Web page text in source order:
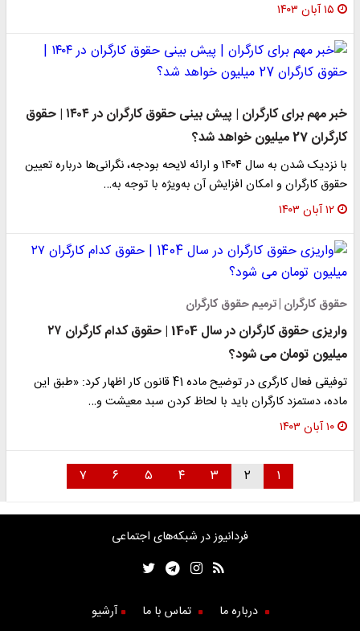
۱۵ آبان ۱۴۰۳
خبر مهم برای کارگران | پیش بینی حقوق کارگران در ۱۴۰۴ | حقوق
کارگران 27 میلیون خواهد شد؟
با نزدیک شدن به سال ۱۴۰۴ و ارائه لایحه بودجه، نگرانی‌ها درباره تعیین
حقوق کارگران و امکان افزایش آن به‌ویژه با توجه به…
۱۲ آبان ۱۴۰۳
حقوق کارگران | ترمیم حقوق کارگران
واریزی حقوق کارگران در سال 1404 | حقوق کدام کارگران ۲۷
میلیون تومان می شود؟
توفیقی فعال کارگری در توضیح ماده 41 قانون کار اظهار کرد: «طبق این
ماده، دستمزد کارگران باید با لحاظ کردن سبد معیشت و…
۱۰ آبان ۱۴۰۳
۱ ۲ ۳ ۴ ۵ ۶ ۷
فردانیوز در شبکه‌های اجتماعی
درباره ما تماس با ما آرشیو